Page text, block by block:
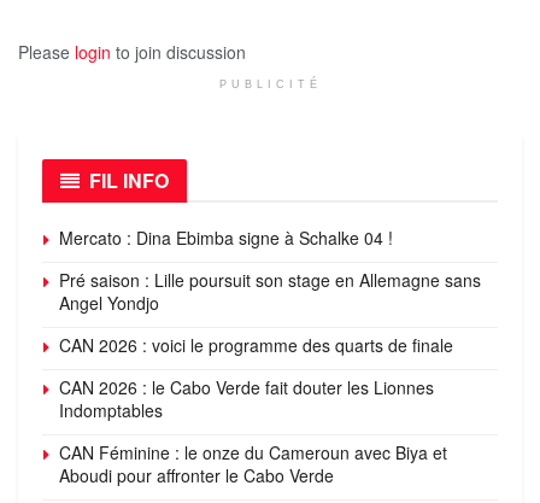
Please login to join discussion
PUBLICITÉ
FIL INFO
Mercato : Dina Ebimba signe à Schalke 04 !
Pré saison : Lille poursuit son stage en Allemagne sans
Angel Yondjo
CAN 2026 : voici le programme des quarts de finale
CAN 2026 : le Cabo Verde fait douter les Lionnes
Indomptables
CAN Féminine : le onze du Cameroun avec Biya et
Aboudi pour affronter le Cabo Verde